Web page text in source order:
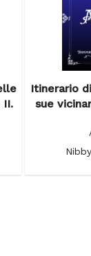
II.
Itinerario
sue